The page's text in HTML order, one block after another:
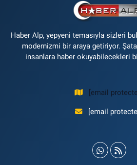
Haber Alp, yepyeni temasıyla sizleri
modernizmi bir araya getiriyor.
insanlara haber okuyabilecekleri
[email
[email